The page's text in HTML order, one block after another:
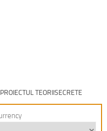
TEORIISECRETE